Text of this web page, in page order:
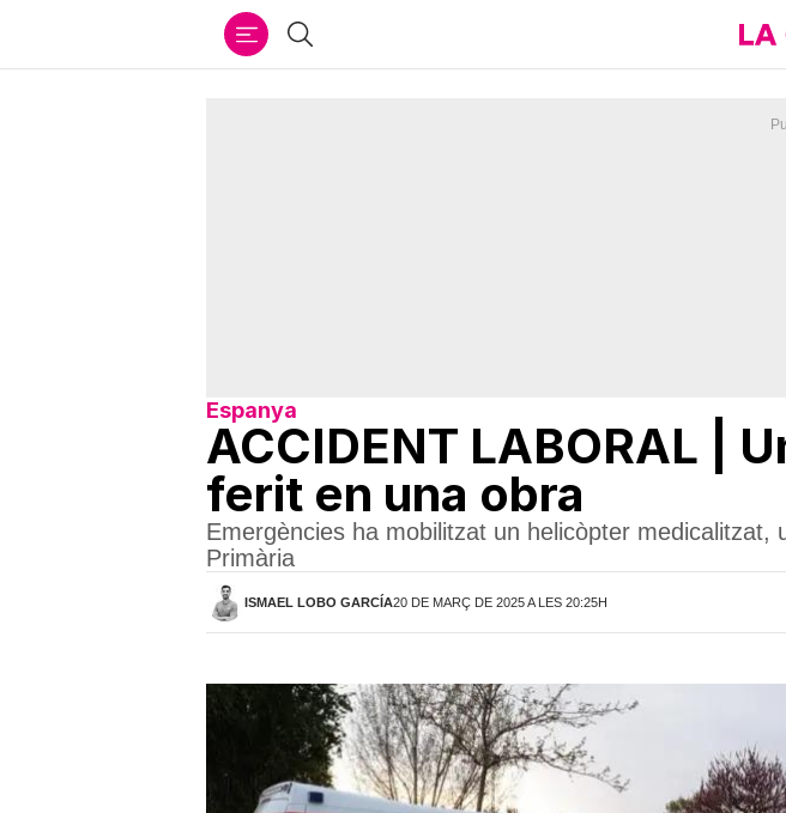
Cercar
Espanya
ACCIDENT LABORAL |
ferit en una obra
Emergències ha mobilitzat un helicòpter
Primària
ISMAEL LOBO GARCÍA20 DE MARÇ DE 2025 A LES 20:25H